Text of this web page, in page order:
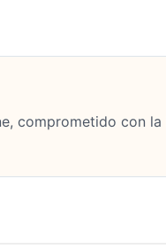
comprometido con